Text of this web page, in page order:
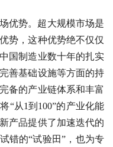
优势。超大规模市场是
势，这种优势绝不仅仅
国制造业数十年的扎实
善基础设施等方面的持
备的产业链体系和丰富
“从1到100”的产业化能
产品提供了加速迭代的
错的“试验田”，也为专